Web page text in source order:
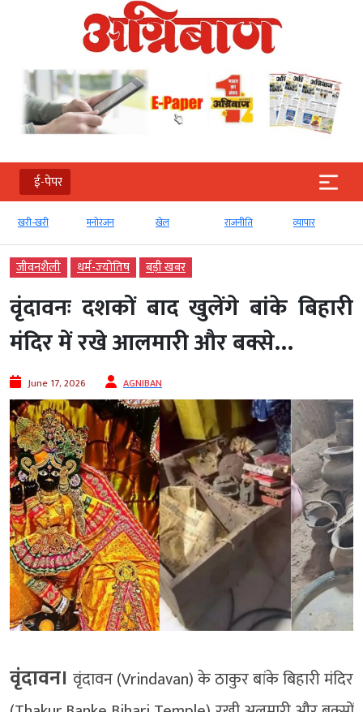
ई-पेपर
खरी-खरी मनोरंजन खेल राजनीति व्‍यापार
जीवनशैली धर्म-ज्‍योतिष बड़ी खबर
वृंदावनः दशकों बाद खुलेंगे बांके बिहारी
मंदिर में रखे आलमारी और बक्से…
June 17, 2026 AGNIBAN
वृंदावन। वृंदावन (Vrindavan) के ठाकुर बांके बिहारी मंदिर